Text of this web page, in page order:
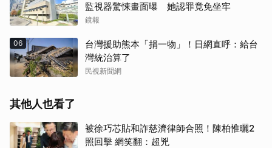
監視器驚悚畫面曝 她認罪竟免坐牢
鏡報
06
台灣援助熊本「捐一物」！日網直呼：給台
灣統治算了
民視新聞網
其他人也看了
被徐巧芯貼和詐慈濟律師合照！陳柏惟曬2
照回擊 網笑翻：超兇